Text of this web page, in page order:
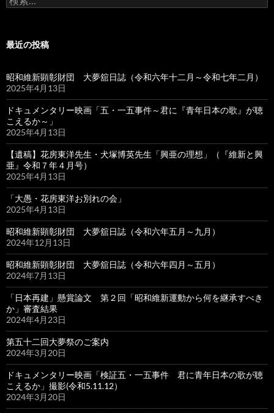
索:
最近の投稿
昭和維新顕彰財団 大夢舘日誌（令和六年十二月～令和七年二月）
2025年4月13日
ドキュメンタリー映画「五・一五事件～君に『青年日本の歌』が聴
こえるか～」
2025年4月13日
【遺稿】花房東洋先生・犬塚博英先生「興亜の理想」（『維新と興
亜』令和７年４月号）
2025年4月13日
「大愚・花房東洋お別れの会」
2025年4月13日
昭和維新顕彰財団 大夢舘日誌（令和六年五月～九月）
2024年12月13日
昭和維新顕彰財団 大夢舘日誌（令和六年四月～五月）
2024年7月13日
「日本再建」懸賞論文 第２回「昭和維新運動から何を継承すべき
か」審査結果
2024年4月23日
第五十二回大夢祭のご案内
2024年3月20日
ドキュメンタリー映画「検証五・一五事件 君に青年日本の歌が聴
こえるか」撮影(令和5.11.12）
2024年3月20日